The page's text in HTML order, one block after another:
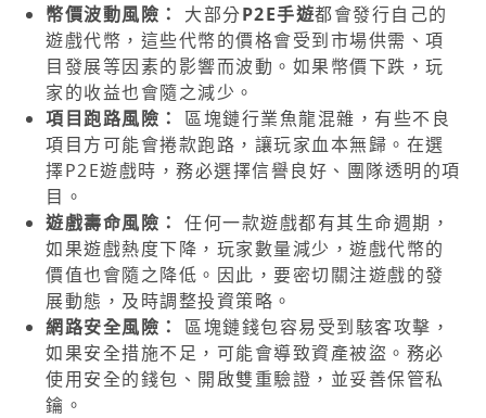
幣價波動風險：
大部分P2E手遊都會發行自己的
遊戲代幣，這些代幣的價格會受到市場供需、項
目發展等因素的影響而波動。如果幣價下跌，玩
家的收益也會隨之減少。
項目跑路風險：
區塊鏈行業魚龍混雜，有些不良
項目方可能會捲款跑路，讓玩家血本無歸。在選
擇P2E遊戲時，務必選擇信譽良好、團隊透明的項
目。
遊戲壽命風險： 任何一款遊戲都有其生命週期，
如果遊戲熱度下降，玩家數量減少，遊戲代幣的
價值也會隨之降低。因此，要密切關注遊戲的發
展動態，及時調整投資策略。
網路安全風險：
區塊鏈錢包容易受到駭客攻擊，
如果安全措施不足，可能會導致資產被盜。務必
使用安全的錢包、開啟雙重驗證，並妥善保管私
鑰。